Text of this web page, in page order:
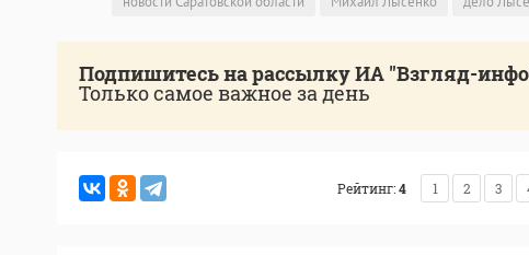
Подпишитесь на рассылку ИА "Взгляд-
Только самое важное за день
Рейтинг:4 1 2 3